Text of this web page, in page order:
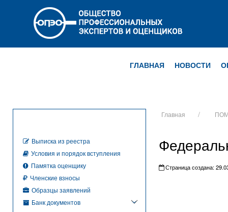
ГЛАВНАЯ НОВОСТИ
Главная
Страница создана:
Выписка из реестра
Условия и порядок вступления
Памятка оценщику
Членские взносы
Образцы заявлений
Банк документов